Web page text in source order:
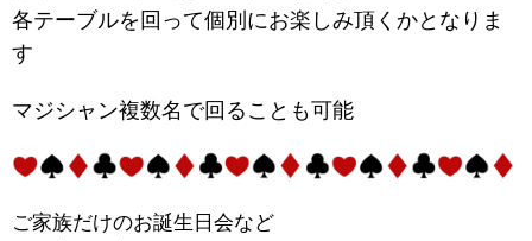
各テーブルを回って個別にお楽しみ頂くかとなりま
す
マジシャン複数名で回ることも可能
ご家族だけのお誕生日会など